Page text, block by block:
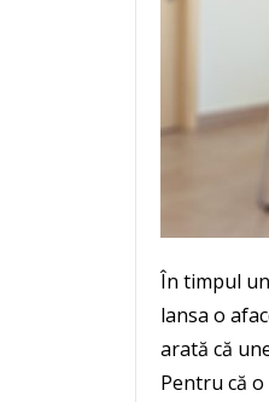
În timpul
lansa o
arată că
Pentru că